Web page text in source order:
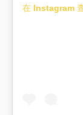
在 Instagram